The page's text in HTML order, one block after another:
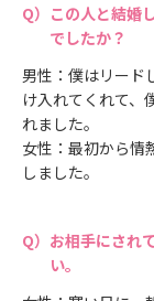
この人と結婚
でしたか？
男性：僕はリード
け入れてくれて、
れました。
女性：最初から情
しました。
お相手にされ
い。